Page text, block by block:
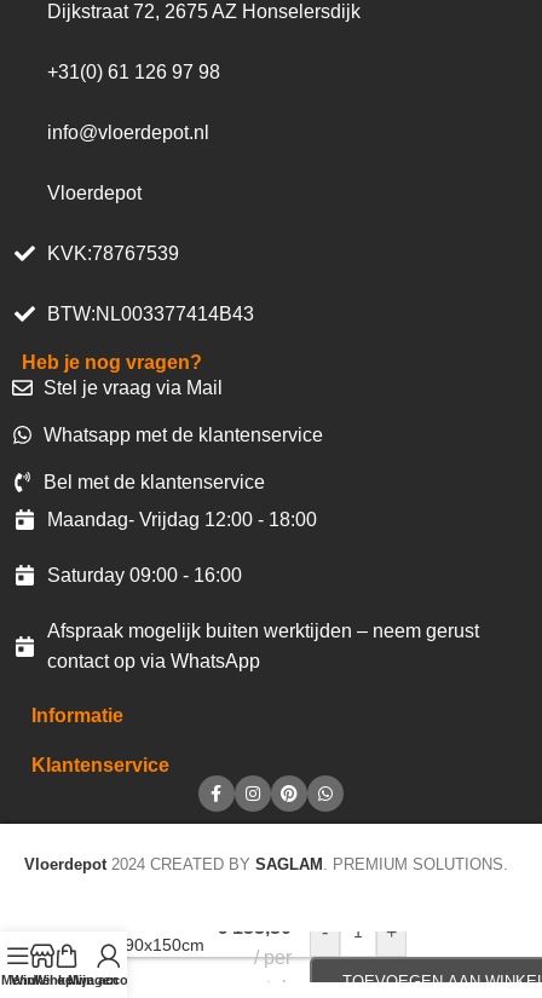
Dijkstraat 72, 2675 AZ Honselersdijk
+31(0) 61 126 97 98
info@vloerdepot.nl
Vloerdepot
KVK:78767539
BTW:NL003377414B43
Heb je nog vragen?
Stel je vraag via Mail
Whatsapp met de klantenservice
Bel met de klantenservice
Maandag- Vrijdag 12:00 - 18:00
Saturday 09:00 - 16:00
Afspraak mogelijk buiten werktijden – neem gerust
contact op via WhatsApp
Informatie
Klantenservice
Vloerdepot 2024 CREATED BY SAGLAM . PREMIUM SOLUTIONS.
Menu
Winkel op
Winkelwagen
Mijn account
Earth 90x150cm
EA 48
Graniet/grijs
€ 133,30
per
stuk
- +
TOEVOEGEN AAN